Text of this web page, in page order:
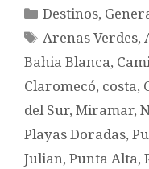
Categorías
Destinos,
Etiquetas
Arenas Verdes,
Bahia Blanca,
Claromecó, costa,
del Sur, Miramar,
Playas Doradas,
Julian, Punta Alta,